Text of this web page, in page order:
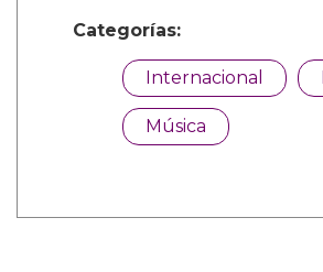
Categorías:
Internacional
Música